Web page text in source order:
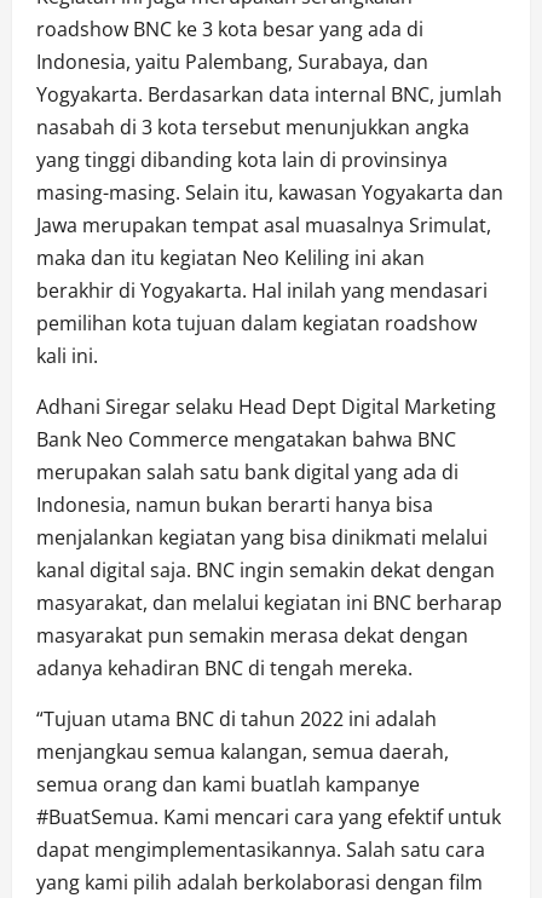
roadshow BNC ke 3 kota besar yang ada di
Indonesia, yaitu Palembang, Surabaya, dan
Yogyakarta. Berdasarkan data internal BNC, jumlah
nasabah di 3 kota tersebut menunjukkan angka
yang tinggi dibanding kota lain di provinsinya
masing-masing. Selain itu, kawasan Yogyakarta dan
Jawa merupakan tempat asal muasalnya Srimulat,
maka dan itu kegiatan Neo Keliling ini akan
berakhir di Yogyakarta. Hal inilah yang mendasari
pemilihan kota tujuan dalam kegiatan roadshow
kali ini.
Adhani Siregar selaku Head Dept Digital Marketing
Bank Neo Commerce mengatakan bahwa BNC
merupakan salah satu bank digital yang ada di
Indonesia, namun bukan berarti hanya bisa
menjalankan kegiatan yang bisa dinikmati melalui
kanal digital saja. BNC ingin semakin dekat dengan
masyarakat, dan melalui kegiatan ini BNC berharap
masyarakat pun semakin merasa dekat dengan
adanya kehadiran BNC di tengah mereka.
“Tujuan utama BNC di tahun 2022 ini adalah
menjangkau semua kalangan, semua daerah,
semua orang dan kami buatlah kampanye
#BuatSemua. Kami mencari cara yang efektif untuk
dapat mengimplementasikannya. Salah satu cara
yang kami pilih adalah berkolaborasi dengan film